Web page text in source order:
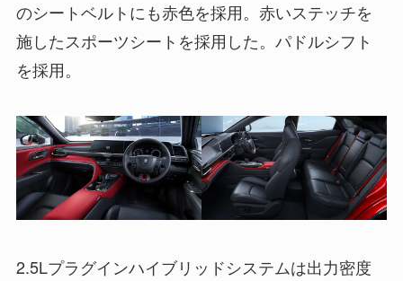
のシートベルトにも赤色を採用。赤いステッチを
施したスポーツシートを採用した。パドルシフト
を採用。
2.5Lプラグインハイブリッドシステムは出力密度